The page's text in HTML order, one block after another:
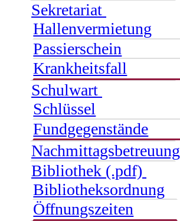
Sekretariat
Hallenvermietung
Passierschein
Krankheitsfall
Schulwart
Schlüssel
Fundgegenstände
Nachmittagsbetreuung
Bibliothek (.pdf)
Bibliotheksordnung
Öffnungszeiten